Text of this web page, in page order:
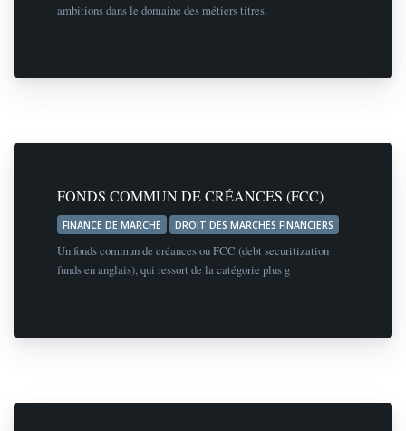
ambitions dans le domaine des métiers titres.
FONDS COMMUN DE CRÉANCES (FCC)
FINANCE DE MARCHÉ DROIT DES MARCHÉS FINANCIERS
Un fonds commun de créances ou FCC (debt securitization
funds en anglais), qui ressort de la catégorie plus g